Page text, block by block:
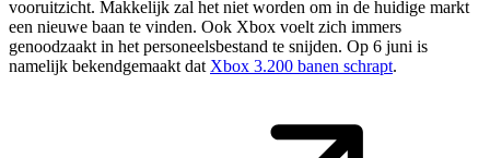
vooruitzicht. Makkelijk zal het niet worden om in de huidige markt
een nieuwe baan te vinden. Ook Xbox voelt zich immers
genoodzaakt in het personeelsbestand te snijden. Op 6 juni is
namelijk bekendgemaakt dat Xbox 3.200 banen schrapt.